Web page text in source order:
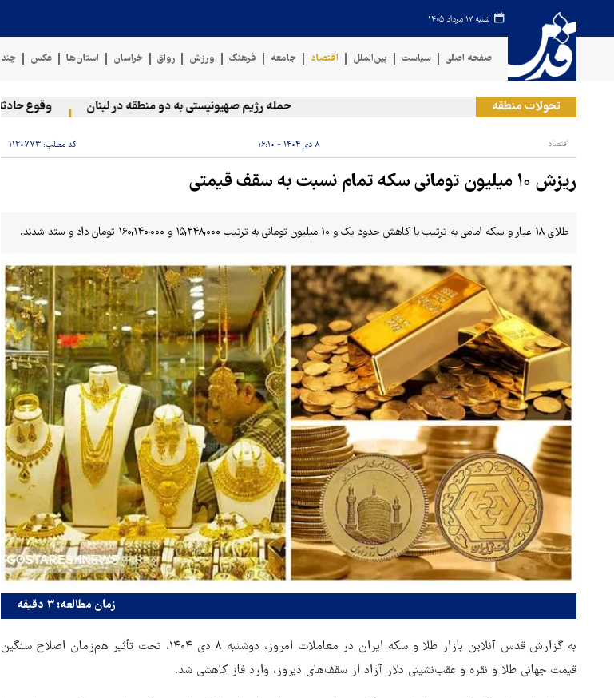
شنبه ۱۷ مرداد ۱۴۰۵
صفحه اصلی سیاست بین‌الملل اقتصاد جامعه فرهنگ ورزش رواق خراسان استان‌ها عکس
تحولات منطقه حمله رژیم صهیونیستی به دو منطقه در لبنان وقوع حادثه
اقتصاد ۸ دی ۱۴۰۴ - ۱۶:۱۰ کد مطلب: ۱۱۲۰۷۷۳
ریزش ۱۰ میلیون تومانی سکه تمام نسبت به سقف قیمتی
طلای ۱۸ عیار و سکه امامی به ترتیب با کاهش حدود یک و ۱۰ میلیون تومانی به ترتیب ۱۵,۲۴۸,۰۰۰ و ۱۶۰,۱۴۰,۰۰۰ تومان داد و ستد شدند.
زمان مطالعه: ۳ دقیقه
به گزارش قدس آنلاین بازار طلا و سکه ایران در معاملات امروز، دوشنبه ۸ دی ۱۴۰۴، تحت تأثیر هم‌زمان اصلاح سنگین
قیمت جهانی طلا و نقره و عقب‌نشینی دلار آزاد از سقف‌های دیروز، وارد فاز کاهشی شد.